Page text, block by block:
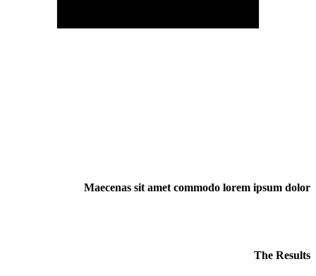
Maecenas sit amet commodo lorem ipsum dolor
The Results